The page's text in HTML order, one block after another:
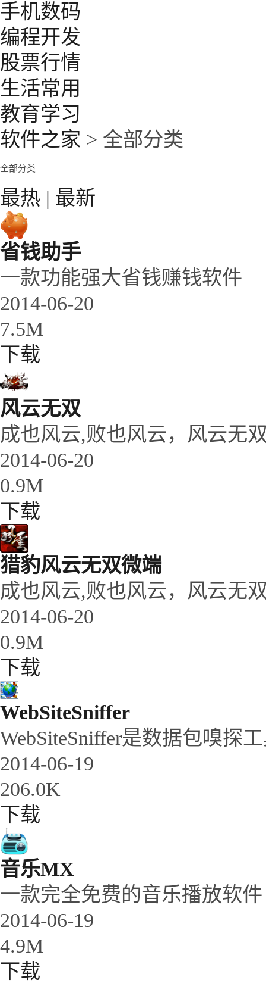
手机数码
编程开发
股票行情
生活常用
教育学习
软件之家 > 全部分类
全部分类
最热 | 最新
省钱助手
一款功能强大省钱赚钱软件
2014-06-20
7.5M
下载
风云无双
成也风云,败也风云，风云无
2014-06-20
0.9M
下载
猎豹风云无双微端
成也风云,败也风云，风云无
2014-06-20
0.9M
下载
WebSiteSniffer
WebSiteSniffer是数据包嗅探
2014-06-19
206.0K
下载
音乐MX
一款完全免费的音乐播放软件
2014-06-19
4.9M
下载